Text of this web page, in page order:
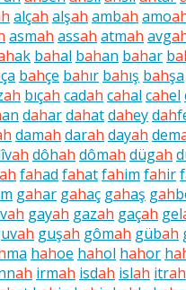
alçah alşah ambah amo
asmah assah atmah avg
ak bahal bahan bahar b
ça bahçe bahır bahış bahşa
ah bıçah cadah cahal cahel
an dahardahatdaheydah
damah darah dayah dem
ah dôhah dômah dügah
ah fahad fahatfahim fahirf
gahar gahaç gahaş gah
ah gayah gazah gaçah gel
ah guşah gômah gübah
ma hahoe hahol hahor h
ah irmah isdah islah itrah